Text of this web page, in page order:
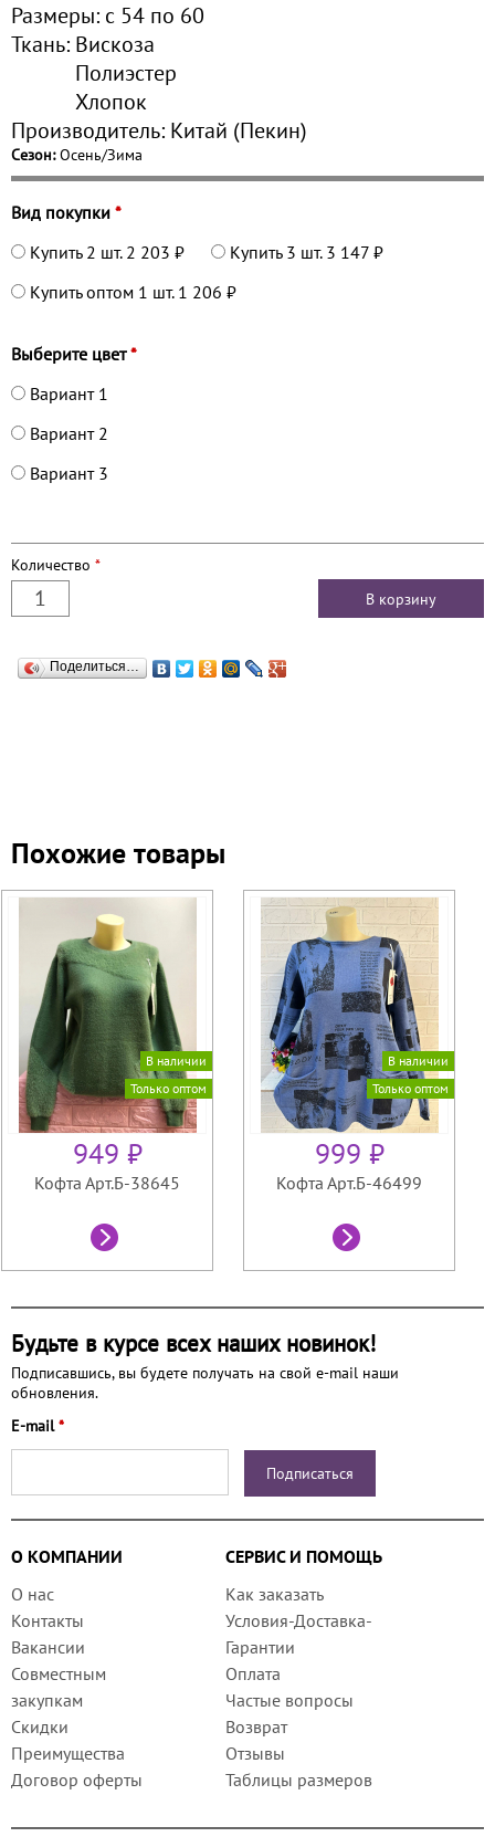
Размеры: с 54 по 60
Ткань: Вискоза
Полиэстер
Хлопок
Производитель: Китай (Пекин)
Сезон:Осень/Зима
Вид покупки *
Купить 2 шт. 2 203 ₽ Купить 3 шт. 3 147 ₽
Купить оптом 1 шт. 1 206 ₽
Выберите цвет*
Вариант 1
Вариант 2
Вариант 3
Количество *
Поделиться…
Похожие товары
В наличии
Только оптом
949 ₽
Кофта Арт.Б-38645
В наличии
Только оптом
999 ₽
Кофта Арт.Б-46499
Будьте в курсе всех наших новинок!
Подписавшись, вы будете получать на свой e-mail наши
обновления.
E-mail*
О КОМПАНИИ
СЕРВИС И ПОМОЩЬ
О нас
Контакты
Вакансии
Совместным
закупкам
Скидки
Преимущества
Договор оферты
Как заказать
Условия-Доставка-
Гарантии
Оплата
Частые вопросы
Возврат
Отзывы
Таблицы размеров